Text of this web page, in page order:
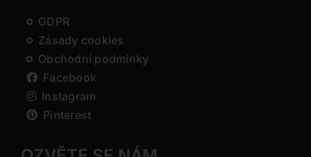
GDPR
Zásady cookies
Obchodní podmínky
Facebook
Instagram
Pinterest